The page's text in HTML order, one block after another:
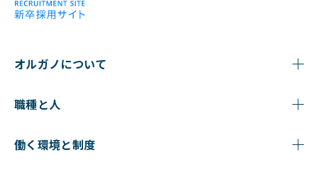
オルガノについて
職種と人
働く環境と制度